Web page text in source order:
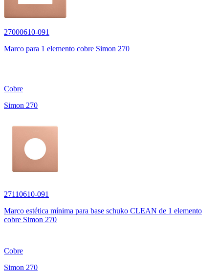
27000610-091
Marco para 1 elemento cobre Simon 270
Cobre
Simon 270
27110610-091
Marco estética mínima para base schuko CLEAN de 1 elemento
cobre Simon 270
Cobre
Simon 270